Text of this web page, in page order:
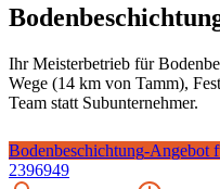
Ihr Meisterbetrieb für
Wege (14 km von Tamm),
Team statt Subunternehmer.
Bodenbeschichtung-Angebot
2396949